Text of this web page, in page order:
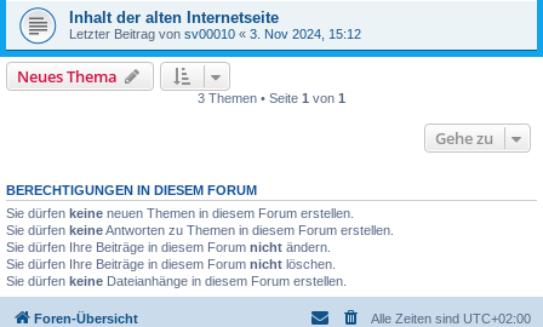
Inhalt der alten Internetseite
Letzter Beitrag von sv00010 « 3. Nov 2024, 15:12
Neues Thema
3 Themen • Seite 1 von 1
Gehe zu
BERECHTIGUNGEN IN DIESEM FORUM
Sie dürfen keine neuen Themen in diesem Forum erstellen.
Sie dürfen keineAntworten zu Themen in diesem Forum erstellen.
Sie dürfen Ihre Beiträge in diesem Forum nicht ändern.
Sie dürfen Ihre Beiträge in diesem Forum nicht löschen.
Sie dürfen keine Dateianhänge in diesem Forum erstellen.
Foren-Übersicht Alle Zeiten sind UTC+02:00